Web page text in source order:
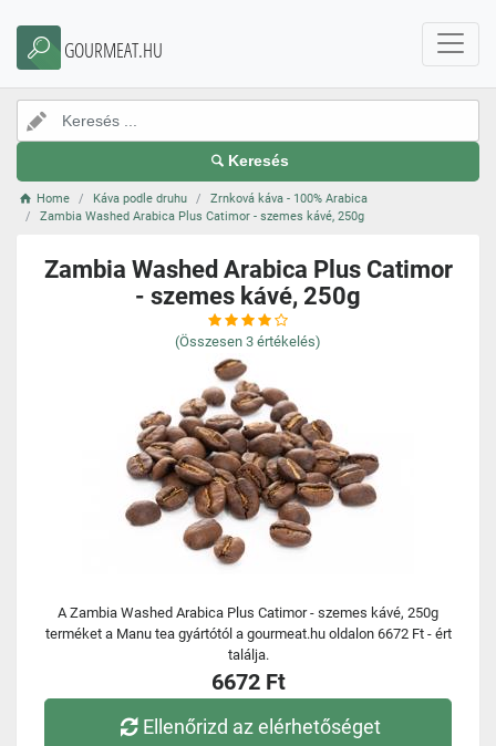
GOURMEAT.HU
Keresés
Home Káva podle druhu
Zrnková káva - 100% Arabica
Zambia Washed Arabica Plus Catimor - szemes kávé, 250g
Zambia Washed Arabica Plus Catimor
- szemes kávé, 250g
(Összesen 3 értékelés)
A Zambia Washed Arabica Plus Catimor - szemes kávé, 250g
terméket a Manu tea gyártótól a gourmeat.hu oldalon 6672 Ft - ért
találja.
6672 Ft
Ellenőrizd az elérhetőséget